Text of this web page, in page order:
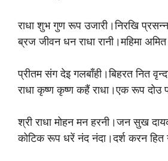
राधा शुभ गुण रूप उजारी।निरखि प्रसन्न
ब्रज जीवन धन राधा रानी।महिमा
प्रीतम संग देइ गलबाँही।बिहरत नित
राधा कृष्ण कृष्ण कहैं राधा।एक रूप दोउ
श्री राधा मोहन मन हरनी।जन सुख
कोटिक रूप धरें नंद नंदा।दर्श करन हित